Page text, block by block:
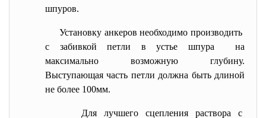
шпуров.
Установку анкеров необходимо производить
с забивкой петли в устье шпура на
максимально возможную глубину.
Выступающая часть петли должна быть длиной
не более 100мм.
Для лучшего сцепления раствора с